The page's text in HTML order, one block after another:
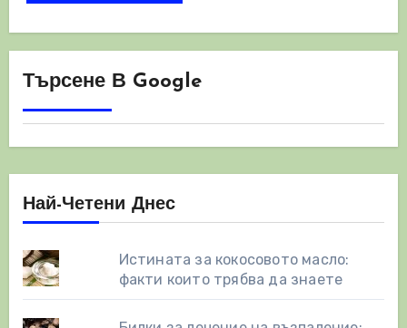
Търсене В Google
Най-Четени Днес
Истината за кокосовото масло:
факти които трябва да знаете